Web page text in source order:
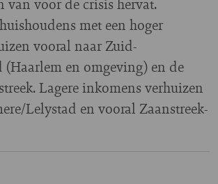
met een hoger
vooral naar Zuid-
(Haarlem en omgeving) en de
Lagere inkomens verhuizen
Lelystad en vooral Zaanstreek-